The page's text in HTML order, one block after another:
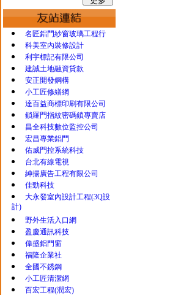
名匠鋁門紗窗玻璃工程行
科美室內裝修設計
利宇標記有限公司
建誠土地融資貸款
安正開發鋼構
小工匠修繕網
達百益商標印刷有限公司
鎖羅門指紋密碼鎖專賣店
昌全科技數位監控公司
宏昌專業鋁門
佑威門控系統科技
台北有線電視
紳揚廣告工程有限公司
佳勁科技
大永發室內設計工程(3Q設
計)
野外生活入口網
盈慶通訊科技
偉盛鋁門窗
福隆企業社
全國不銹鋼
小工匠清潔網
百宏工程(潤宏)